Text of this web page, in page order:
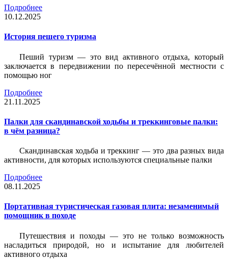
Подробнее
10.12.2025
История пешего туризма
Пеший туризм — это вид активного отдыха, который
заключается в передвижении по пересечённой местности с
помощью ног
Подробнее
21.11.2025
Палки для скандинавской ходьбы и треккинговые палки:
в чём разница?
Скандинавская ходьба и треккинг — это два разных вида
активности, для которых используются специальные палки
Подробнее
08.11.2025
Портативная туристическая газовая плита: незаменимый
помощник в походе
Путешествия и походы — это не только возможность
насладиться природой, но и испытание для любителей
активного отдыха